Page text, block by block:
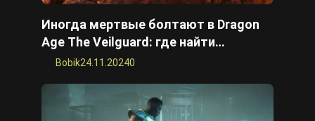
Иногда мертвые болтают в Dragon
Age The Veilguard: где найти
потерянное сокровище
Bobik24.11.20240